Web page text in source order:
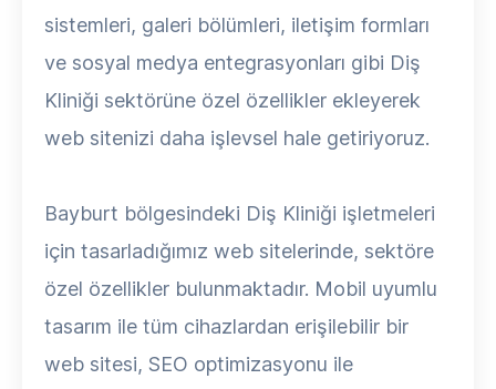
sistemleri, galeri bölümleri, iletişim formları
ve sosyal medya entegrasyonları gibi Diş
Kliniği sektörüne özel özellikler ekleyerek
web sitenizi daha işlevsel hale getiriyoruz.
Bayburt bölgesindeki Diş Kliniği işletmeleri
için tasarladığımız web sitelerinde, sektöre
özel özellikler bulunmaktadır. Mobil uyumlu
tasarım ile tüm cihazlardan erişilebilir bir
web sitesi, SEO optimizasyonu ile